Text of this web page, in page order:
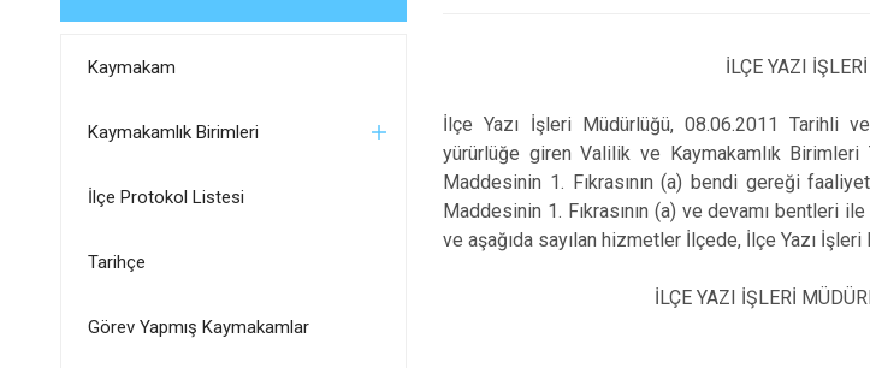
Kaymakam
Kaymakamlık Birimleri
İlçe Protokol Listesi
Tarihçe
Görev Yapmış Kaymakamlar
İLÇE YAZI
İlçe Yazı İşleri Müdürlüğü, 08.06.2011 Tarihli
yürürlüğe giren Valilik ve Kaymakamlık Birimleri
Maddesinin 1. Fıkrasının (a) bendi gereği
Maddesinin 1. Fıkrasının (a) ve devamı bentleri
ve aşağıda sayılan hizmetler İlçede, İlçe Yazı
İLÇE YAZI İŞLERİ